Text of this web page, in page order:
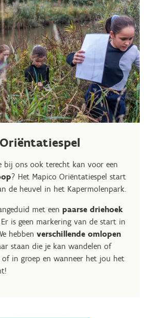
bij ons ook terecht kan voor een
? Het Mapico Oriëntatiespel start
de heuvel in het Kapermolenpark.
met een paarse driehoek
is geen markering van de start in
hebben verschillende omlopen
staan die je kan wandelen of
of in groep en wanneer het jou het